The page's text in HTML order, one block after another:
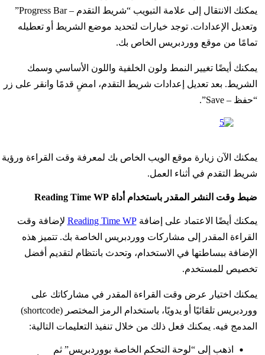
يمكنك الانتقال إلى علامة التبويب “شريط التقدم – Progress Bar”
وتعديل الإعدادات. توجد خيارات لتحديد موضع الشريط أو تعطيله
تمامًا من موقع ووردبريس الخاص بك.
يمكنك أيضًا تغيير النمط ولون الخلفية واللون الأساسي وسمك
الشريط. بعد تعديل إعدادات شريط التقدم، امضِ قدمًا وانقر على زر
“حفظ – Save”.
يمكنك الآن زيارة موقع الويب الخاص بك لمعرفة وقت القراءة ورؤية
شريط التقدم في أثناء العمل.
ضبط وقت النشر المقدر باستخدام أداة Reading Time WP
يمكنك أيضًا الاعتماد على إضافةReading Time WP لإضافة وقت
القراءة المقدر إلى مشاركات ووردبريس الخاصة بك. تتميز هذه
الإضافة ببساطتها في الاستخدام، وتحدث بانتظام لتقديم أفضل
تخصيص للمستخدم.
يمكنك اختيار عرض وقت القراءة المقدر في مشاركاتك على
ووردبريس تلقائيًا أو يدويًا، باستخدام الرمز المختصر (shortcode)
المدمج فيه. يمكنك فعل ذلك من خلال تنفيذ التعليمات التالية:
اذهب إلى “لوحة التحكم الخاصة بووردبريس” ثم